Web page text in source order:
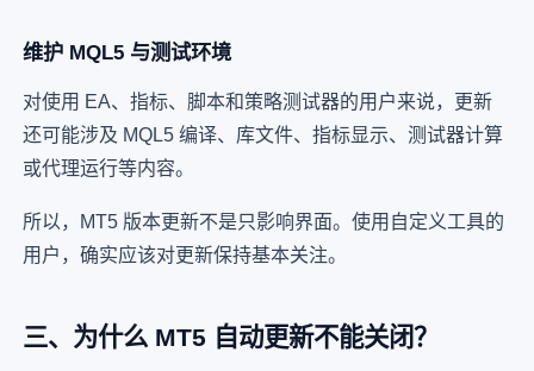
维护 MQL5 与测试环境
对使用 EA、指标、脚本和策略测试器的用户来说，更新
还可能涉及 MQL5 编译、库文件、指标显示、测试器计算
或代理运行等内容。
所以，MT5 版本更新不是只影响界面。使用自定义工具的
用户，确实应该对更新保持基本关注。
三、为什么 MT5 自动更新不能关闭？